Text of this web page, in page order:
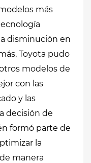
más
disminución en
Toyota pudo
modelos de
con las
y las
decisión de
formó parte de
la
manera